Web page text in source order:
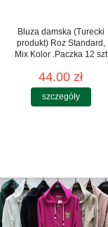
Bluza damska (Turecki
produkt) Roz Standard,
Mix Kolor .Paczka 12 szt
44.00 zł
szczegóły